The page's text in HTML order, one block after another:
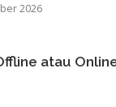
2026
atau